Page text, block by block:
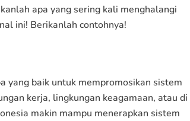
apa yang sering kali menghalangi
ini! Berikanlah contohnya!
yang baik untuk mempromosikan sistem
kerja, lingkungan keagamaan, atau di
makin mampu menerapkan sistem